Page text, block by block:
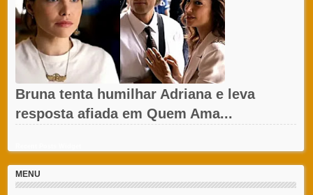
Bruna tenta humilhar Adriana e leva
resposta afiada em Quem Ama...
MENU